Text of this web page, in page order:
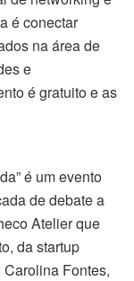
é conectar
na área de
e
é gratuito e as
é um evento
de debate a
Atelier que
da startup
Fontes,